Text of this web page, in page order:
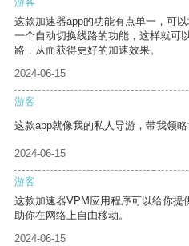
这款加速器app的功能有点单一，可
一个自动切换线路的功能，这样就可
路，从而获得更好的加速效果。
2024-06-15
游客
这款app就像我的私人导游，带我领略
2024-06-15
游客
这款加速器VPM应用程序可以给你提
助你在网络上自由移动。
2024-06-15